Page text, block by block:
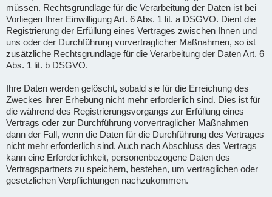
müssen. Rechtsgrundlage für die Verarbeitung der Daten ist bei
Vorliegen Ihrer Einwilligung Art. 6 Abs. 1 lit. a DSGVO. Dient die
Registrierung der Erfüllung eines Vertrages zwischen Ihnen und
uns oder der Durchführung vorvertraglicher Maßnahmen, so ist
zusätzliche Rechtsgrundlage für die Verarbeitung der Daten Art. 6
Abs. 1 lit. b DSGVO.
Ihre Daten werden gelöscht, sobald sie für die Erreichung des
Zweckes ihrer Erhebung nicht mehr erforderlich sind. Dies ist für
die während des Registrierungsvorgangs zur Erfüllung eines
Vertrags oder zur Durchführung vorvertraglicher Maßnahmen
dann der Fall, wenn die Daten für die Durchführung des Vertrages
nicht mehr erforderlich sind. Auch nach Abschluss des Vertrags
kann eine Erforderlichkeit, personenbezogene Daten des
Vertragspartners zu speichern, bestehen, um vertraglichen oder
gesetzlichen Verpflichtungen nachzukommen.